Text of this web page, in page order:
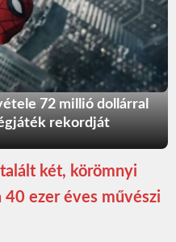
72 millió dollárral
rekordját
két, körömnyi
40 ezer éves művészi